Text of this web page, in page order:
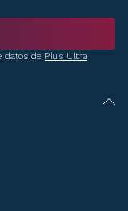
datos de Plus Ultra